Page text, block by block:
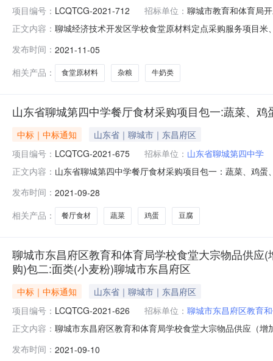
项目编号： LCQTCG-2021-712 招标单位： 聊城市教育和体育局
正文内容： 聊城经济技术开发区学校食堂原材料定点采购服务项目
有限公司地址：聊城市湖南路与中华路交叉口卓亚大厦
（二次）项目
发布时间： 2021-11-05
相关产品：
食堂原材料 杂粮 牛奶类
山东省聊城第四中学餐厅食材采购项目包一:蔬菜、鸡
中标｜中标通知
山东省｜聊城市｜东昌府区
项目编号： LCQTCG-2021-675 招标单位： 山东省聊城第四中学
正文内容： 山东省聊城第四中学餐厅食材采购项目包一：蔬菜、鸡
话：16606356325二、项目名称：山东省聊城第四中学
发布时间： 2021-09-28
相关产品：
餐厅食材 蔬菜 鸡蛋 豆腐
聊城市东昌府区教育和体育局学校食堂大宗物品供
购)包二:面类(小麦粉)聊城市东昌府区
中标｜中标通知
山东省｜聊城市｜东昌府区
项目编号： LCQTCG-2021-626 招标单位： 聊城市东昌府区教育
正文内容： 聊城市东昌府区教育和体育局学校食堂大宗物品供应（
东昌府区教育和体育局学校食堂大宗物品供应（增加供
发布时间： 2021-09-10